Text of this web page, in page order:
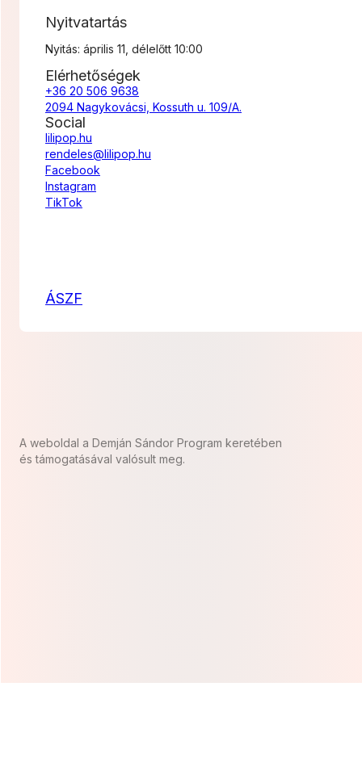
Nyitvatartás
Nyitás: április 11, délelőtt 10:00
Elérhetőségek
+36 20 506 9638
2094 Nagykovácsi, Kossuth u. 109/A.
Social
lilipop.hu
rendeles@lilipop.hu
Facebook
Instagram
TikTok
ÁSZF
A weboldal a Demján Sándor Program keretében
és támogatásával valósult meg.